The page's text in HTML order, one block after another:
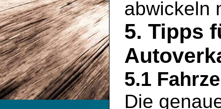
abwickeln
5. Tipps
5.1
Die